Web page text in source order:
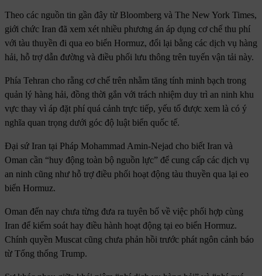
Theo các nguồn tin gần đây từ Bloomberg và The New York Times,
giới chức Iran đã xem xét nhiều phương án áp dụng cơ chế thu phí
với tàu thuyền đi qua eo biển Hormuz, đổi lại bằng các dịch vụ hàng
hải, hỗ trợ dẫn đường và điều phối lưu thông trên tuyến vận tải này.
Phía Tehran cho rằng cơ chế trên nhằm tăng tính minh bạch trong
quản lý hàng hải, đồng thời gắn với trách nhiệm duy trì an ninh khu
vực thay vì áp đặt phí quá cảnh trực tiếp, yếu tố được xem là có ý
nghĩa quan trọng dưới góc độ luật biển quốc tế.
Đại sứ Iran tại Pháp Mohammad Amin-Nejad cho biết Iran và
Oman cần “huy động toàn bộ nguồn lực” để cung cấp các dịch vụ
an ninh cũng như hỗ trợ điều phối hoạt động tàu thuyền qua lại eo
biển Hormuz.
Oman đến nay chưa từng đưa ra tuyên bố về việc phối hợp cùng
Iran để kiểm soát hay điều hành hoạt động tại eo biển Hormuz.
Chính quyền Muscat cũng chưa phản hồi trước phát ngôn cảnh báo
từ Tổng thống Trump.